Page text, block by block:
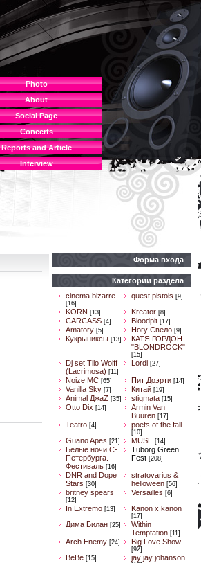
Photo
About
Social Page
Concerts
Reports and Article
Interview
Форма входа
Категории раздела
cinema bizarre
[16]
quest pistols [9]
KORN [13] Kreator [8]
CARCASS [4] Bloodpit [17]
Amatory [5] Ногу Свело [9]
Кукрыниксы [13]
КАТЯ ГОРДОН
"BLONDROCK"
[15]
Dj set Tilo Wolff
(Lacrimosa) [11]
Lordi [27]
Noize MC [65] Пит Доэрти [14]
Vanilla Sky [7] Китай [19]
Animal ДжaZ [35] stigmata [15]
Otto Dix [14]
Armin Van
Buuren [17]
Teatro [4] poets of the fall
[10]
Guano Apes [21] MUSE [14]
Белые ночи С-
Петербурга.
Фестиваль [16]
Tuborg Green
Fest [208]
DNR and Dope
Stars [30]
stratovarius &
helloween [56]
britney spears
[12]
Versailles [6]
In Extremo [13] Kanon x kanon
[17]
Дима Билан [25]
Within
Temptation [11]
Arch Enemy [24] Big Love Show
[92]
BeBe [15] jay jay johanson